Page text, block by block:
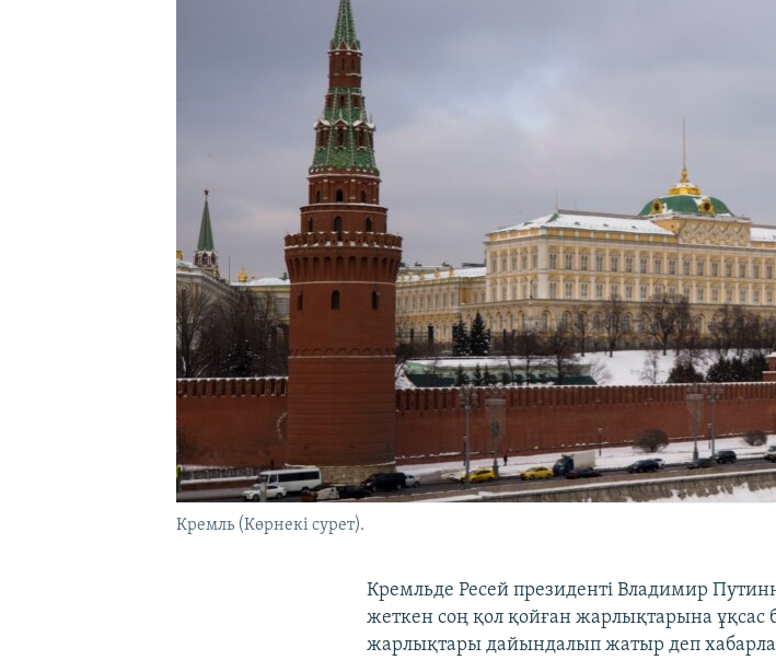
Кремль (Көрнекі сурет).
Кремльде Ресей президенті Владимир
жеткен соң қол қойған жарлықтарына
жарлықтары дайындалып жатыр деп